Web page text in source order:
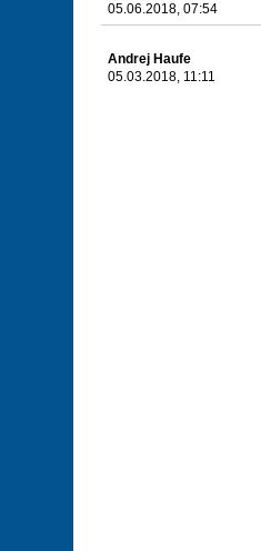
05.06.2018, 07:54
Andrej Haufe
05.03.2018, 11:11